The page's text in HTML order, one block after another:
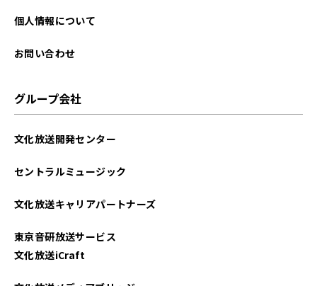
個人情報について
お問い合わせ
グループ会社
文化放送開発センター
セントラルミュージック
文化放送キャリアパートナーズ
東京音研放送サービス
文化放送iCraft